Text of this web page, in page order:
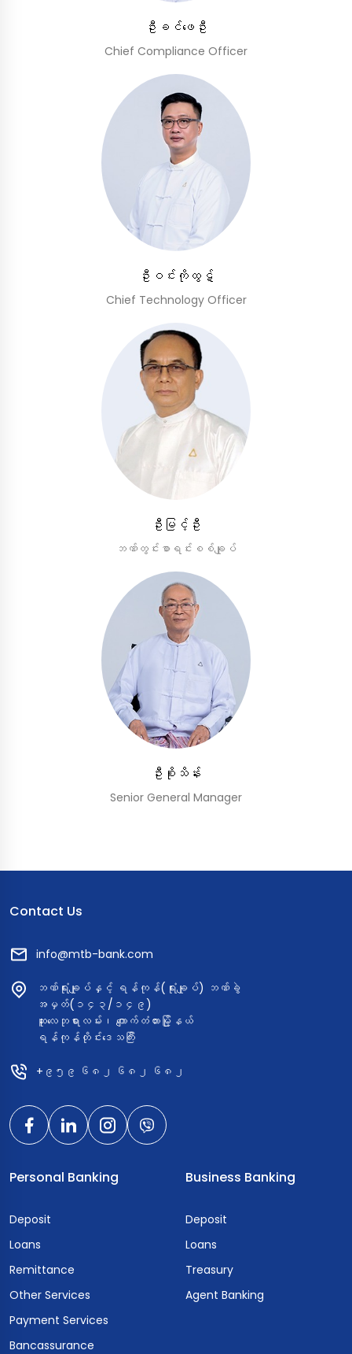
ဦးခင်ဖေဦး
Chief Compliance Officer
ဦးဝင်းကိုထွဋ်
Chief Technology Officer
ဦးမြင့်ဦး
ဘဏ်တွင်းစာရင်းစစ်ချုပ်
ဦးစိုးသိန်း
Senior General Manager
Contact Us
info@mtb-bank.com
ဘဏ်ရုံးချုပ်နှင့် ရန်ကုန်(ရုံးချုပ်) ဘဏ်ခွဲ
အမှတ်(၁၄၃/၁၄၉)
ဆူးလေဘုရားလမ်း၊ ကျောက်တံတားမြို့နယ်
ရန်ကုန်တိုင်းဒေသကြီး
+၉၅၉ ၆၈၂ ၆၈၂ ၆၈၂
Personal Banking
Deposit
Loans
Remittance
Other Services
Payment Services
Bancassurance
Business Banking
Deposit
Loans
Treasury
Agent Banking